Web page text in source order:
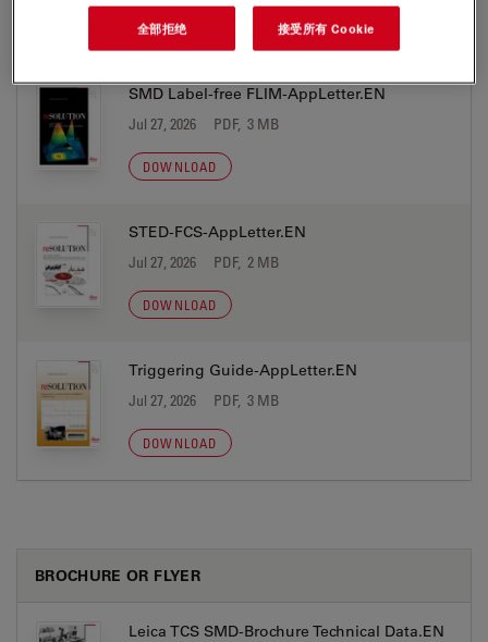
DOWNLOAD
SMD Label-free FLIM-AppLetter.EN
Jul 27, 2026 PDF, 3 MB
DOWNLOAD
STED-FCS-AppLetter.EN
Jul 27, 2026 PDF, 2 MB
DOWNLOAD
Triggering Guide-AppLetter.EN
Jul 27, 2026 PDF, 3 MB
DOWNLOAD
BROCHURE OR FLYER
Leica TCS SMD-Brochure Technical Data.EN
全部拒绝 接受所有 Cookie